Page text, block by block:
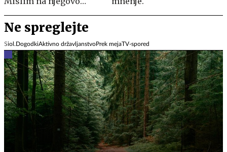
družino
Ne spreglejte
Siol.DogodkiAktivno državljanstvoPrek mejaTV-spored